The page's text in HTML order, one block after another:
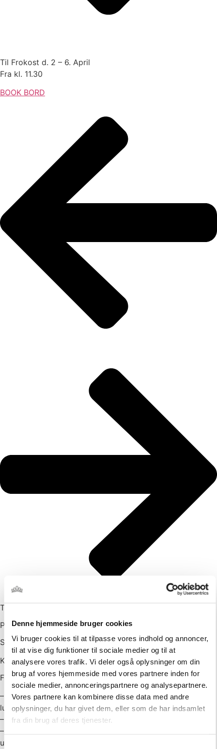
Denne hjemmeside bruger cookies
Vi bruger cookies til at tilpasse vores indhold og annoncer,
til at vise dig funktioner til sociale medier og til at
analysere vores trafik. Vi deler også oplysninger om din
brug af vores hjemmeside med vores partnere inden for
sociale medier, annonceringspartnere og analysepartnere.
Vores partnere kan kombinere disse data med andre
oplysninger, du har givet dem, eller som de har indsamlet
fra din brug af deres tjenester.
Samtykkevalg
Til Frokost d. 2 – 6. April
Fra kl. 11.30
BOOK BORD
Til Frokost
Påskemenu/
Snack/
Krokette af “påskekylling” m/ ramsløgsmayo.
FORRETTER “Family-Style"/
– Dampede hvide & grønne asparges m/ hollandaise &
lufttørret skinke
– Hjemmelavet sennepssild m/ æbler, radiser & karse
– Klassisk paneret rødspættefilet m/ grov remo og
urtesalat